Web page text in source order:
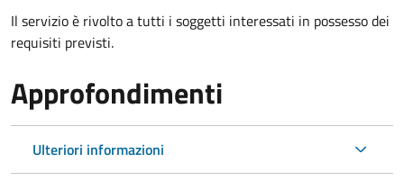
Il servizio è rivolto a tutti i soggetti interessati in possesso dei
requisiti previsti.
Approfondimenti
Ulteriori informazioni